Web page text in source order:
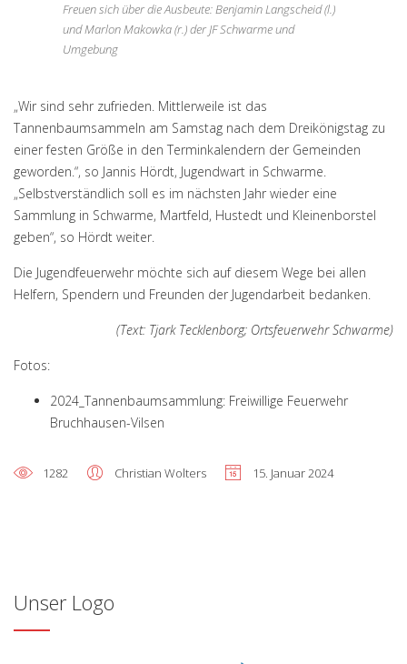
Freuen sich über die Ausbeute: Benjamin Langscheid (l.)
und Marlon Makowka (r.) der JF Schwarme und
Umgebung
„Wir sind sehr zufrieden. Mittlerweile ist das
Tannenbaumsammeln am Samstag nach dem Dreikönigstag zu
einer festen Größe in den Terminkalendern der Gemeinden
geworden.“, so Jannis Hördt, Jugendwart in Schwarme.
„Selbstverständlich soll es im nächsten Jahr wieder eine
Sammlung in Schwarme, Martfeld, Hustedt und Kleinenborstel
geben“, so Hördt weiter.
Die Jugendfeuerwehr möchte sich auf diesem Wege bei allen
Helfern, Spendern und Freunden der Jugendarbeit bedanken.
(Text: Tjark Tecklenborg; Ortsfeuerwehr Schwarme)
Fotos:
2024_Tannenbaumsammlung: Freiwillige Feuerwehr
Bruchhausen-Vilsen
1282 Christian Wolters 15. Januar 2024
Unser Logo